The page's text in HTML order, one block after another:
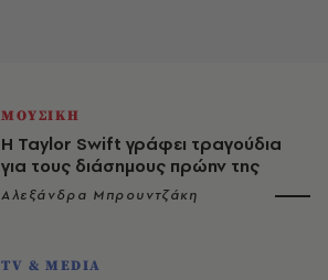
ΜΟΥΣΙΚΗ
Η Taylor Swift γράφει τραγούδια
για τους διάσημους πρώην της
Αλεξάνδρα Μπρουντζάκη
TV & MEDIA